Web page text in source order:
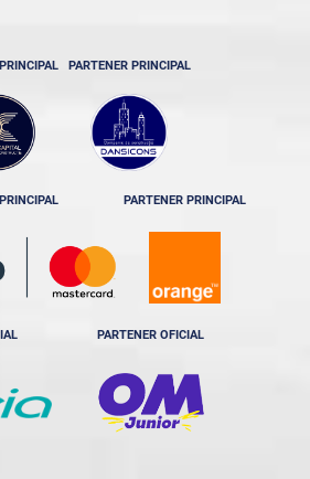
PARTENER PRINCIPAL
PARTENER PRINCIPAL
PARTENER OFICIAL